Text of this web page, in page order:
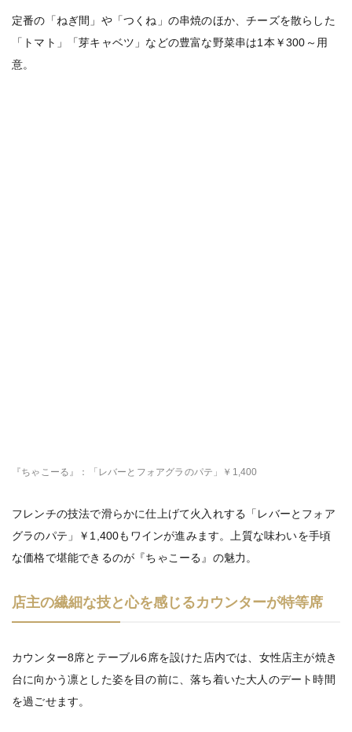
定番の「ねぎ間」や「つくね」の串焼のほか、チーズを散らした
「トマト」「芽キャベツ」などの豊富な野菜串は1本￥300～用
意。
『ちゃこーる』：「レバーとフォアグラのパテ」￥1,400
フレンチの技法で滑らかに仕上げて火入れする「レバーとフォア
グラのパテ」￥1,400もワインが進みます。上質な味わいを手頃
な価格で堪能できるのが『ちゃこーる』の魅力。
店主の繊細な技と心を感じるカウンターが特等席
カウンター8席とテーブル6席を設けた店内では、女性店主が焼き
台に向かう凛とした姿を目の前に、落ち着いた大人のデート時間
を過ごせます。